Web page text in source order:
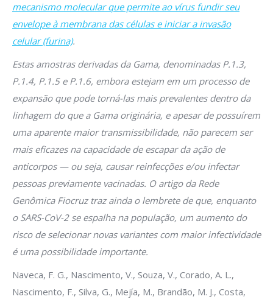
mecanismo molecular que permite ao vírus fundir seu
envelope à membrana das células e iniciar a invasão
celular (furina).
Estas amostras derivadas da Gama, denominadas P.1.3,
P.1.4, P.1.5 e P.1.6, embora estejam em um processo de
expansão que pode torná-las mais prevalentes dentro da
linhagem do que a Gama originária, e apesar de possuírem
uma aparente maior transmissibilidade, não parecem ser
mais eficazes na capacidade de escapar da ação de
anticorpos — ou seja, causar reinfecções e/ou infectar
pessoas previamente vacinadas. O artigo da Rede
Genômica Fiocruz traz ainda o lembrete de que, enquanto
o SARS-CoV-2 se espalha na população, um aumento do
risco de selecionar novas variantes com maior infectividade
é uma possibilidade importante.
Naveca, F. G., Nascimento, V., Souza, V., Corado, A. L.,
Nascimento, F., Silva, G., Mejía, M., Brandão, M. J., Costa,